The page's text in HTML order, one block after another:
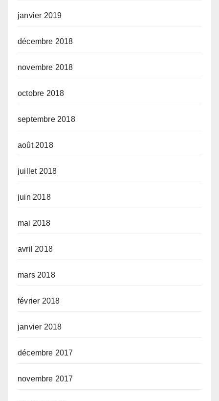
janvier 2019
décembre 2018
novembre 2018
octobre 2018
septembre 2018
août 2018
juillet 2018
juin 2018
mai 2018
avril 2018
mars 2018
février 2018
janvier 2018
décembre 2017
novembre 2017